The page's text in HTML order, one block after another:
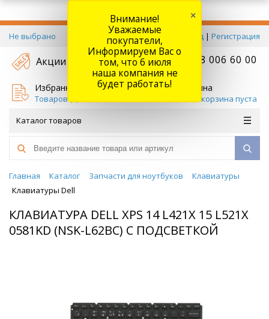
Не выбрано Вход | Регистрация
Акции +7 778 006 60 00
Избранное
Товаров (
Корзина
Ваша корзина пуста
Каталог товаров
Главная Каталог Запчасти для ноутбуков
Клавиатуры
Клавиатуры Dell
КЛАВИАТУРА DELL XPS 14 L421X 15 L521X
0581KD (NSK-L62BC) С ПОДСВЕТКОЙ
Внимание!
Уважаемые
покупатели,
Информируем Вас о
том, что 6 июля
наша компания не
будет работать!
×